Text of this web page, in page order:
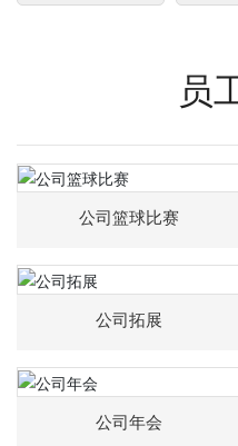
新闻资讯
联系水果视频黄APP安卓下载
员
公司篮球比赛
公司拓展
公司年会